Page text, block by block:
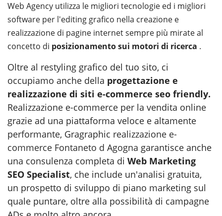
Web Agency utilizza le migliori tecnologie ed i migliori
software per l'editing grafico nella creazione e
realizzazione di pagine internet sempre più mirate al
concetto di posizionamento sui motori di ricerca .
Oltre al restyling grafico del tuo sito, ci
occupiamo anche della progettazione e
realizzazione di siti e-commerce seo friendly.
Realizzazione e-commerce per la vendita online
grazie ad una piattaforma veloce e altamente
performante, Gragraphic realizzazione e-
commerce Fontaneto d Agogna garantisce anche
una consulenza completa di Web Marketing
SEO Specialist, che include un'analisi gratuita,
un prospetto di sviluppo di piano marketing sul
quale puntare, oltre alla possibilità di campagne